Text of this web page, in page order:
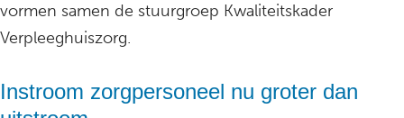
vormen samen de stuurgroep Kwaliteitskader
Verpleeghuiszorg.
Instroom zorgpersoneel nu groter dan